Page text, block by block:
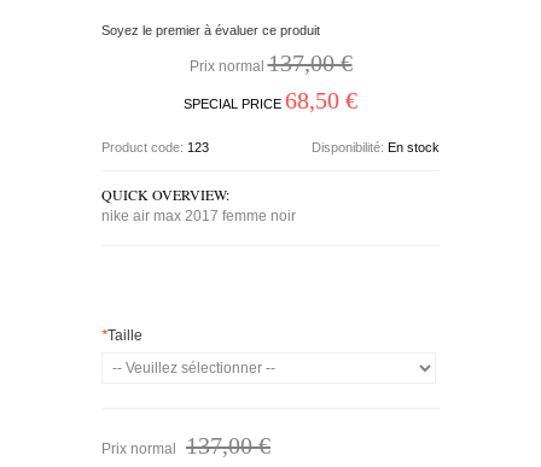
Soyez le premier à évaluer ce produit
Prix normal 137,00 €
SPECIAL PRICE 68,50 €
Product code: 123 Disponibilité: En stock
QUICK OVERVIEW:
nike air max 2017 femme noir
*Taille
Prix normal 137,00 €